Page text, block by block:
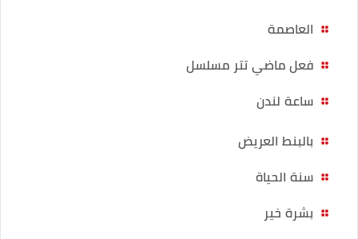
العاصمة
فعل ماضي تتر مسلسل
ساعة لندن
بالبنط العريض
سنة الحياة
بشرة خير